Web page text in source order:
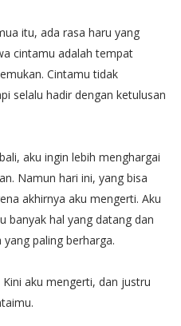
itu, ada rasa haru yang
cintamu adalah tempat
Cintamu tidak
selalu hadir dengan ketulusan
aku ingin lebih menghargai
Namun hari ini, yang bisa
akhirnya aku mengerti. Aku
banyak hal yang datang dan
paling berharga.
aku mengerti, dan justru